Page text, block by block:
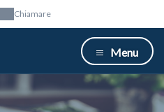
Chiamare
Menu